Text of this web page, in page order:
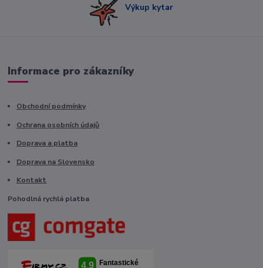
Výkup kytar
Informace pro zákazníky
Obchodní podmínky
Ochrana osobních údajů
Doprava a platba
Doprava na Slovensko
Kontakt
Pohodlná rychlá platba